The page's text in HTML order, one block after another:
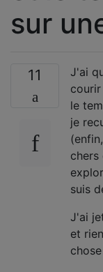
sur
11
J'ai
le
je
chers
suis
J'ai
et